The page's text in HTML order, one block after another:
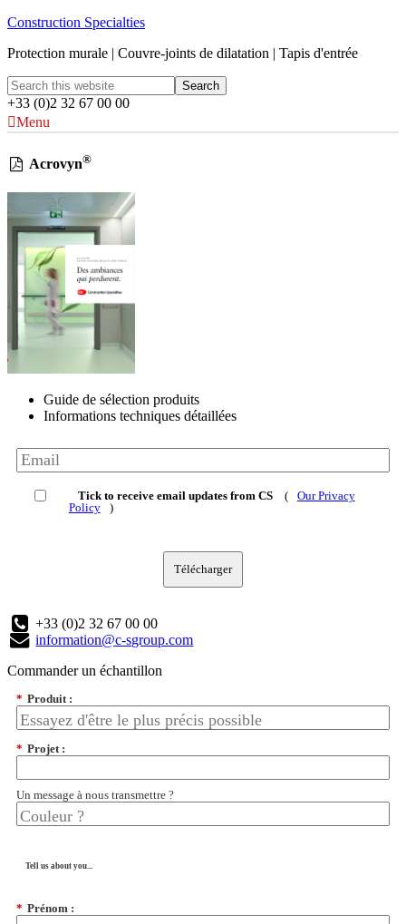
Construction Specialties
Protection murale | Couvre-joints de dilatation | Tapis d'entrée
+33 (0)2 32 67 00 00
Menu
Acrovyn®
Guide de sélection produits
Informations techniques détaillées
Tick to receive email updates from CS (
Our Privacy
Policy
)
Télécharger
+33 (0)2 32 67 00 00
information@c-sgroup.com
Commander un échantillon
* Produit :
* Projet :
Un message à nous transmettre ?
Tell us about you...
* Prénom :